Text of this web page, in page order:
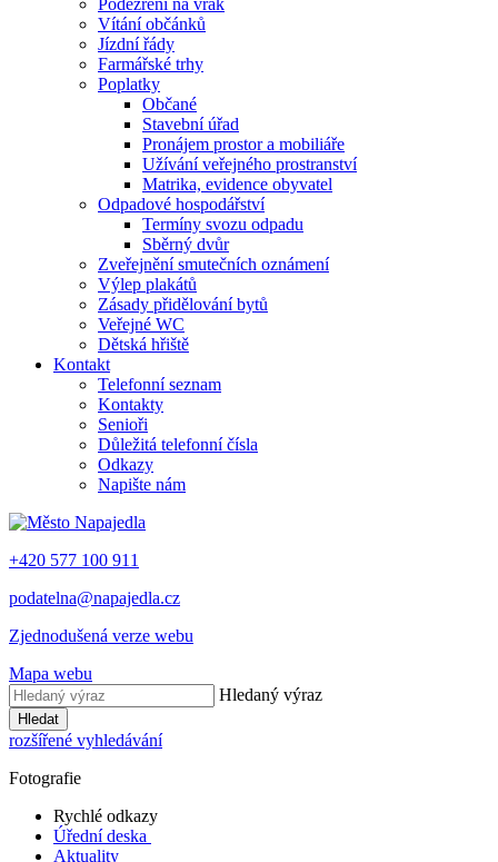
Podezření na vrak
Vítání občánků
Jízdní řády
Farmářské trhy
Poplatky
Občané
Stavební úřad
Pronájem prostor a mobiliáře
Užívání veřejného prostranství
Matrika, evidence obyvatel
Odpadové hospodářství
Termíny svozu odpadu
Sběrný dvůr
Zveřejnění smutečních oznámení
Výlep plakátů
Zásady přidělování bytů
Veřejné WC
Dětská hřiště
Kontakt
Telefonní seznam
Kontakty
Senioři
Důležitá telefonní čísla
Odkazy
Napište nám
+420 577 100 911
podatelna@napajedla.cz
Zjednodušená verze webu
Mapa webu
Hledaný výraz
Hledat
rozšířené vyhledávání
Fotografie
Rychlé odkazy
Úřední deska
Aktuality